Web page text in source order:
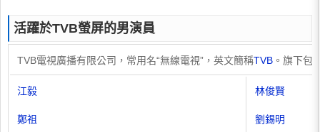
活躍於TVB螢屏的男演員
TVB電視廣播有限公司，常用名“無線電視”，英文簡稱TVB 。旗下包
江毅
鄭祖
林俊賢
劉錫明